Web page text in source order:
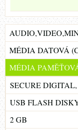
MÉDIA DATOVÁ
MÉDIA
SECURE
USB FLASH
2 GB